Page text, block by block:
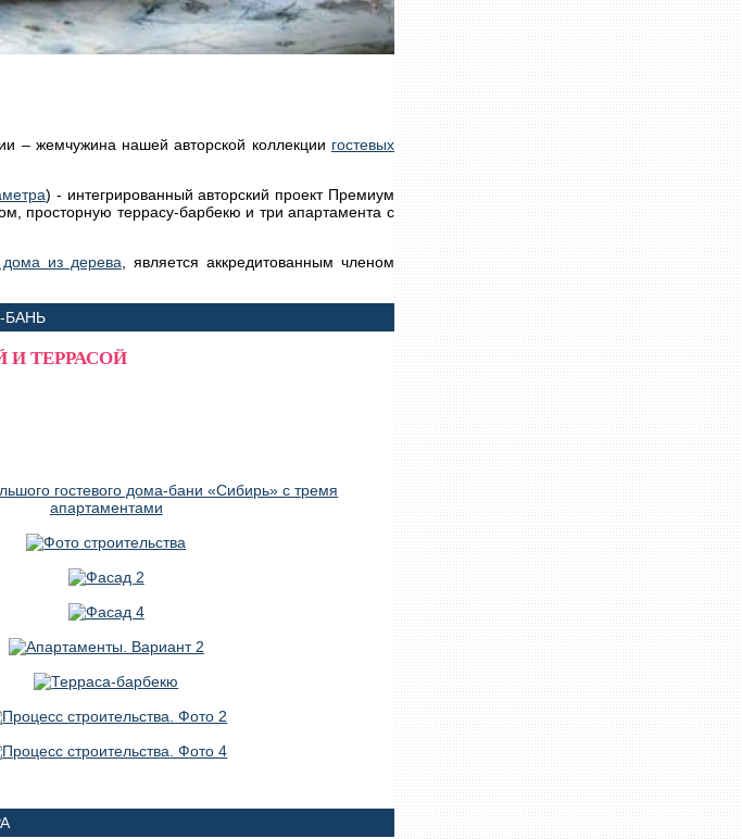
– жемчужина нашей авторской коллекции гостевых
) - интегрированный авторский проект Премиум
просторную террасу-барбекю и три апартамента с
дома из дерева , является аккредитованным членом
БАНЬ
И ТЕРРАСОЙ